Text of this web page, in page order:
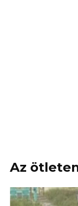
Az